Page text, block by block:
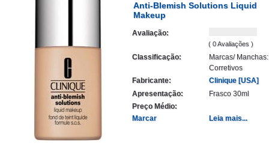
Anti-Blemish Solutions Liquid
Makeup
Avaliação:
( 0 Avaliações )
Classificação:
Marcas/ Manchas:
Corretivos
Fabricante:
Clinique [USA]
Apresentação:
Frasco 30ml
Preço Médio:
Marcar
Leia mais...